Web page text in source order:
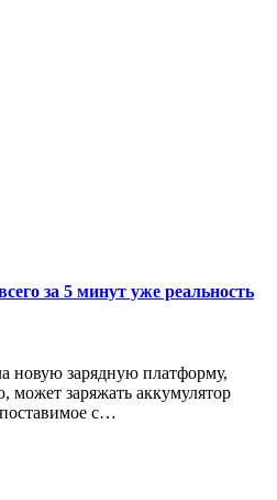
за 5 минут уже реальность
может заряжать аккумулятор
с…